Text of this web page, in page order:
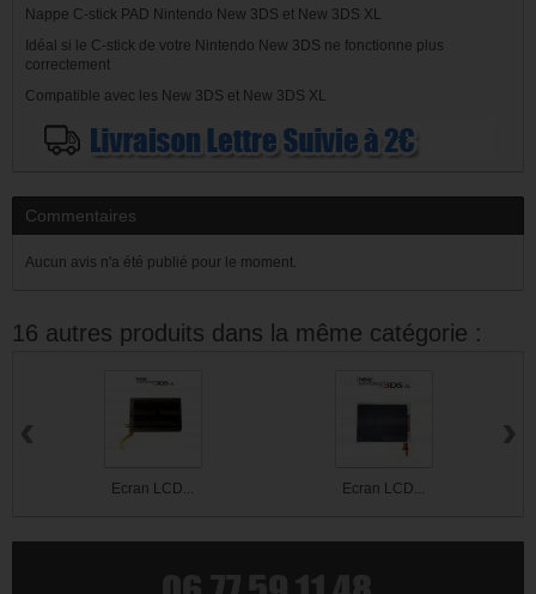
Nappe C-stick PAD Nintendo New 3DS et New 3DS XL
Idéal si le C-stick de votre Nintendo New 3DS ne fonctionne plus
correctement
Compatible avec les New 3DS et New 3DS XL
Commentaires
Aucun avis n'a été publié pour le moment.
16 autres produits dans la même catégorie :
Ecran LCD... Ecran LCD...
‹ ›